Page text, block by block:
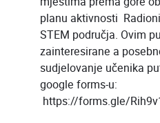
planu aktivnosti
STEM područja. Ovim
zainteresirane a
sudjelovanje učenika
google forms-u:
https://forms.gle/